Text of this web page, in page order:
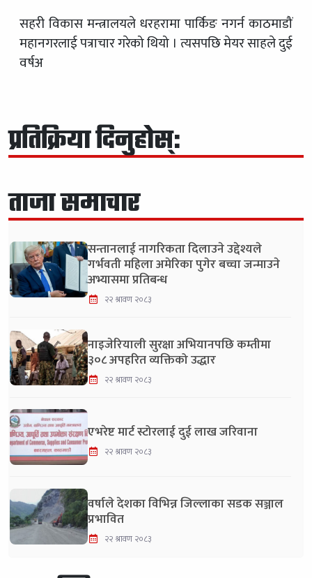
सहरी विकास मन्त्रालयले धरहरामा पार्किङ नगर्न काठमाडौं
महानगरलाई पत्राचार गरेको थियो । त्यसपछि मेयर साहले दुई
वर्षअ
प्रतिक्रिया दिनुहोस्:
ताजा समाचार
सन्तानलाई नागरिकता दिलाउने उद्देश्यले
गर्भवती महिला अमेरिका पुगेर बच्चा जन्माउने
अभ्यासमा प्रतिबन्ध
२२ श्रावण २०८३
नाइजेरियाली सुरक्षा अभियानपछि कम्तीमा
३०८ अपहरित व्यक्तिको उद्धार
२२ श्रावण २०८३
एभरेष्ट मार्ट स्टोरलाई दुई लाख जरिवाना
२२ श्रावण २०८३
वर्षाले देशका विभिन्न जिल्लाका सडक सञ्जाल
प्रभावित
२२ श्रावण २०८३